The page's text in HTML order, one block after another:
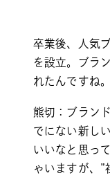
卒業後、人気
を設立。ブラ
れたんですね。
熊切：ブラン
でにない新し
いいなと思っ
ゃいますが、”